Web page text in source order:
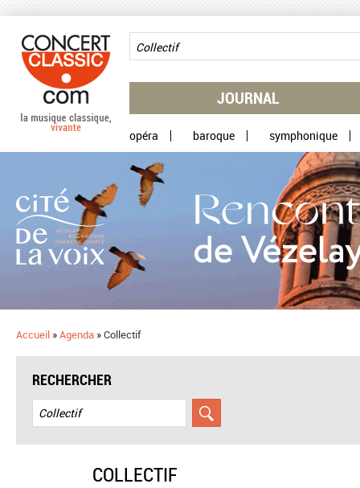
JOURNAL
opéra baroque symphonique
Accueil »Agenda »Collectif
RECHERCHER
COLLECTIF